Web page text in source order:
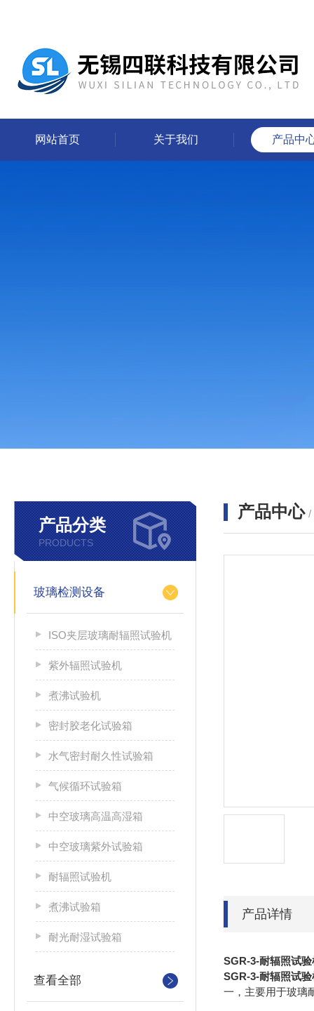
网站首页 关于我们 产品中
产品分类
PRODUCTS
玻璃检测设备
ISO夹层玻璃耐辐照试验机
紫外辐照试验机
煮沸试验机
密封胶老化试验箱
水气密封耐久性试验箱
气候循环试验箱
中空玻璃高温高湿箱
中空玻璃紫外试验箱
耐辐照试验机
煮沸试验箱
耐光耐湿试验箱
查看全部
产品中心 /
产品详情
SGR-3-耐辐照试
SGR-3-耐辐照试
一，主要用于玻璃